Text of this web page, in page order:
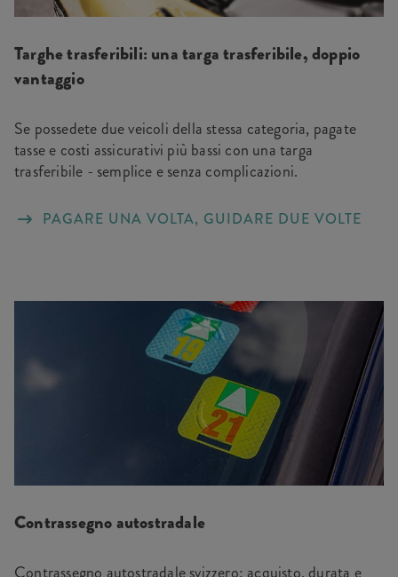
Targhe trasferibili: una targa trasferibile, doppio
vantaggio
Se possedete due veicoli della stessa categoria, pagate
tasse e costi assicurativi più bassi con una targa
trasferibile - semplice e senza complicazioni.
PAGARE UNA VOLTA, GUIDARE DUE VOLTE
Contrassegno autostradale